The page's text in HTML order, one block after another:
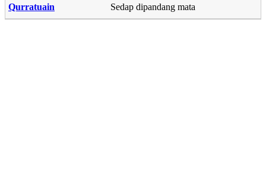
Qurratuain Sedap dipandang mata